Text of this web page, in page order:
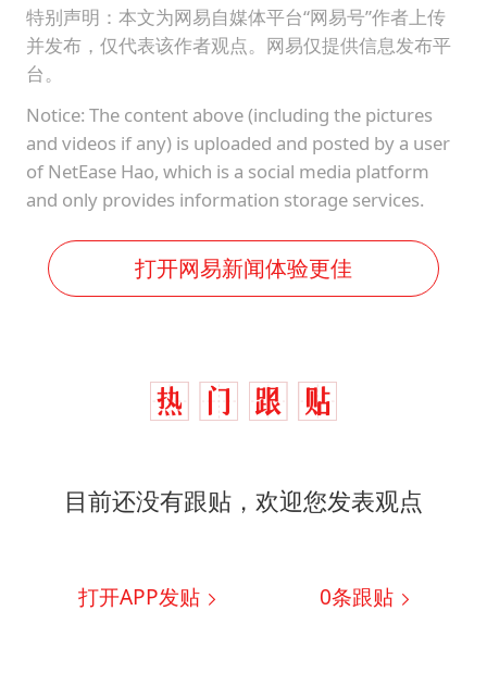
特别声明：本文为网易自媒体平台“网易号”作者上传
并发布，仅代表该作者观点。网易仅提供信息发布平
台。
Notice: The content above (including the pictures
and videos if any) is uploaded and posted by a user
of NetEase Hao, which is a social media platform
and only provides information storage services.
打开网易新闻体验更佳
目前还没有跟贴，欢迎您发表观点
打开APP发贴 0条跟贴